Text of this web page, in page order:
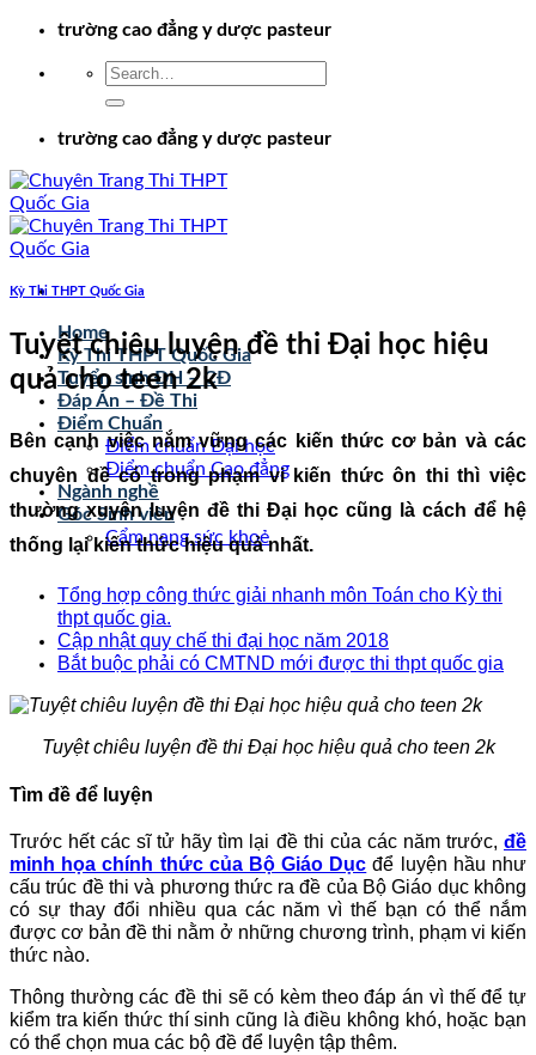
Chuyểntrường cao đẳng y dược pasteur
trường cao đẳng y dược pasteur
Home
Kỳ Thi THPT Quốc Gia
Tuyển sinh ĐH – CĐ
Đáp Án – Đề Thi
Điểm Chuẩn
Điểm chuẩn Đại học
Điểm chuẩn Cao đẳng
Ngành nghề
Góc Sinh viên
Cẩm nang sức khoẻ
Kỳ Thi THPT Quốc Gia
Tuyệt chiêu luyện đề thi Đại học hiệu
quả cho teen 2k
Bên cạnh việc nắm vững các kiến thức cơ bản và các
chuyên đề có trong phạm vi kiến thức ôn thi thì việc
thường xuyên luyện đề thi Đại học cũng là cách để hệ
thống lại kiến thức hiệu quả nhất.
Tổng hợp công thức giải nhanh môn Toán cho Kỳ thi
thpt quốc gia.
Cập nhật quy chế thi đại học năm 2018
Bắt buộc phải có CMTND mới được thi thpt quốc gia
Tuyệt chiêu luyện đề thi Đại học hiệu quả cho teen 2k
Tìm đề để luyện
Trước hết các sĩ tử hãy tìm lại đề thi của các năm trước, đề
minh họa chính thức của Bộ Giáo Dục để luyện hầu như
cấu trúc đề thi và phương thức ra đề của Bộ Giáo dục không
có sự thay đổi nhiều qua các năm vì thế bạn có thể nắm
được cơ bản đề thi nằm ở những chương trình, phạm vi kiến
thức nào.
Thông thường các đề thi sẽ có kèm theo đáp án vì thế để tự
kiểm tra kiến thức thí sinh cũng là điều không khó, hoặc bạn
có thể chọn mua các bộ đề để luyện tập thêm.